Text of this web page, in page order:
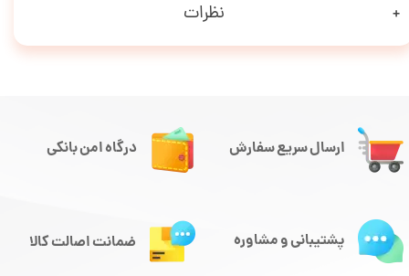
نظرات
ارسال سریع سفارش درگاه امن بانکی
پشتیبانی و مشاوره ضمانت اصالت کالا